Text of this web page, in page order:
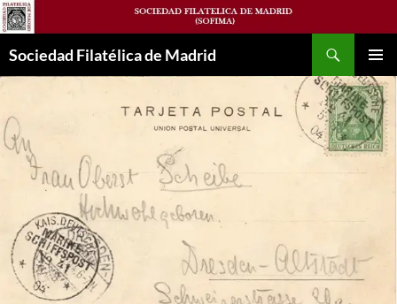
Saltar
al
contenido
Sociedad Filatélica de Madrid
MENÚ